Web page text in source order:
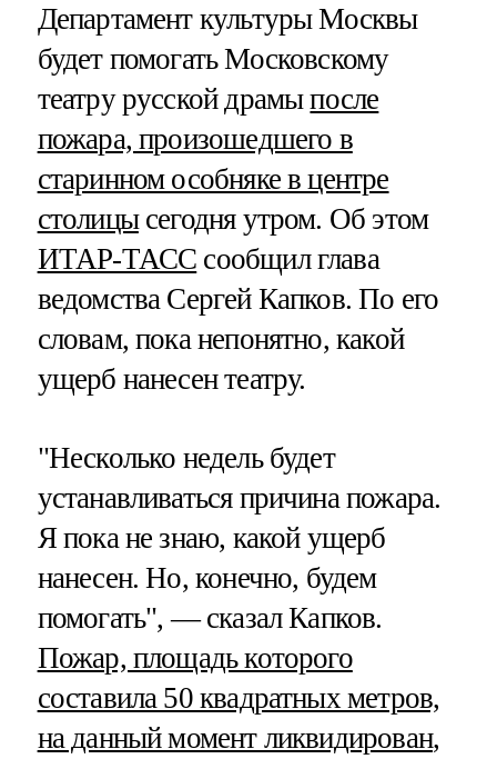
Департамент культуры Москвы
будет помогать Московскому
театру русской драмыпосле
пожара, произошедшего в
старинном особняке в центре
столицысегодня утром. Об этом
ИТАР-ТАСС сообщил глава
ведомства Сергей Капков. По его
словам, пока непонятно, какой
ущерб нанесен театру.
"Несколько недель будет
устанавливаться причина пожара.
Я пока не знаю, какой ущерб
нанесен. Но, конечно, будем
помогать", — сказал Капков.
Пожар, площадь которого
составила 50 квадратных метров,
на данный момент ликвидирован,